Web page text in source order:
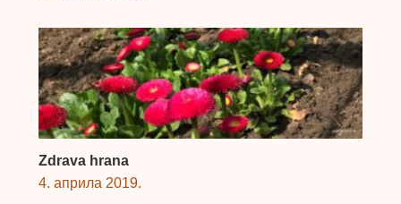
Zdrava hrana
4. априла 2019.